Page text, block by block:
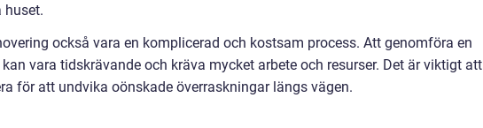
huset.
också vara en komplicerad och kostsam process. Att genomföra en
vara tidskrävande och kräva mycket arbete och resurser. Det är viktigt att
för att undvika oönskade överraskningar längs vägen.